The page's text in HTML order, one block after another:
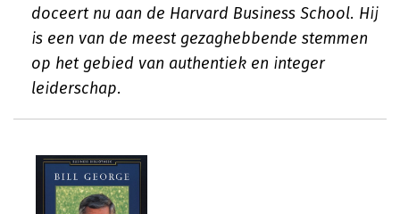
doceert nu aan de Harvard Business School. Hij
is een van de meest gezaghebbende stemmen
op het gebied van authentiek en integer
leiderschap.